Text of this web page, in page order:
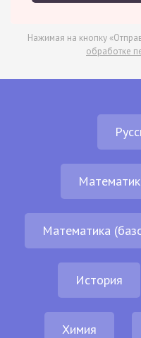
Нажимая на кнопку
обработке
Математика
История
Химия